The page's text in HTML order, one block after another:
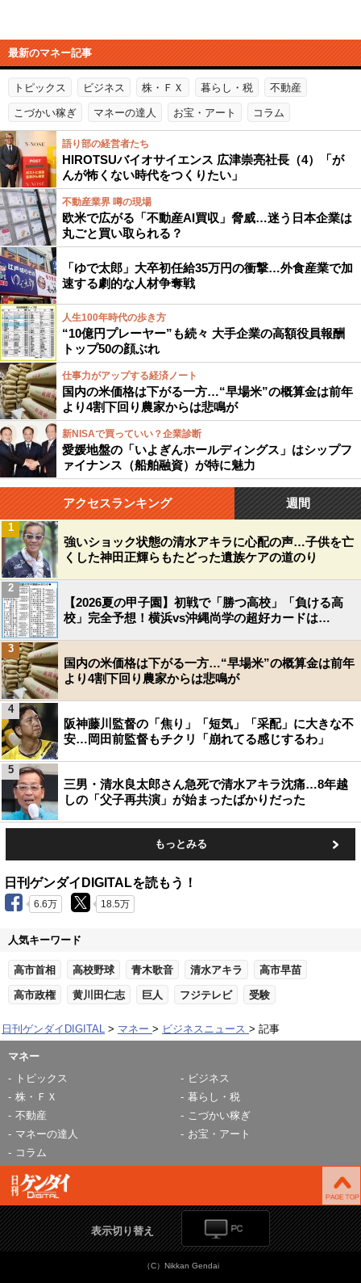
最新のマネー記事
トピックス ビジネス 株・ＦＸ 暮らし・税 不動産
こづかい稼ぎ マネーの達人 お宝・アート コラム
語り部の経営者たち
HIROTSUバイオサイエンス 広津崇亮社長（4）「が
んが怖くない時代をつくりたい」
不動産業界 噂の現場
欧米で広がる「不動産AI買収」脅威…迷う日本企業は
丸ごと買い取られる？
「ゆで太郎」大卒初任給35万円の衝撃…外食産業で加
速する劇的な人材争奪戦
人生100年時代の歩き方
“10億円プレーヤー”も続々 大手企業の高額役員報酬
トップ50の顔ぶれ
仕事力がアップする経済ノート
国内の米価格は下がる一方…“早場米”の概算金は前年
より4割下回り農家からは悲鳴が
新NISAで買っていい？企業診断
愛媛地盤の「いよぎんホールディングス」はシップフ
ァイナンス（船舶融資）が特に魅力
アクセスランキング 週間
強いショック状態の清水アキラに心配の声…子供を亡
くした神田正輝らもたどった遺族ケアの道のり
1
【2026夏の甲子園】初戦で「勝つ高校」「負ける高
校」完全予想！横浜vs沖縄尚学の超好カードは…
2
国内の米価格は下がる一方…“早場米”の概算金は前年
より4割下回り農家からは悲鳴が
3
阪神藤川監督の「焦り」「短気」「采配」に大きな不
安…岡田前監督もチクリ「崩れてる感じするわ」
4
三男・清水良太郎さん急死で清水アキラ沈痛…8年越
しの「父子再共演」が始まったばかりだった
5
もっとみる
日刊ゲンダイDIGITALを読もう！
6.6万 18.5万
人気キーワード
高市首相 高校野球 青木歌音 清水アキラ 高市早苗
高市政権 黄川田仁志 巨人 フジテレビ 受験
日刊ゲンダイDIGITAL マネー ビジネスニュース 記事
マネー
トピックス
ビジネス
株・ＦＸ
暮らし・税
不動産
こづかい稼ぎ
マネーの達人
お宝・アート
コラム
表示切り替え
（C）Nikkan Gendai